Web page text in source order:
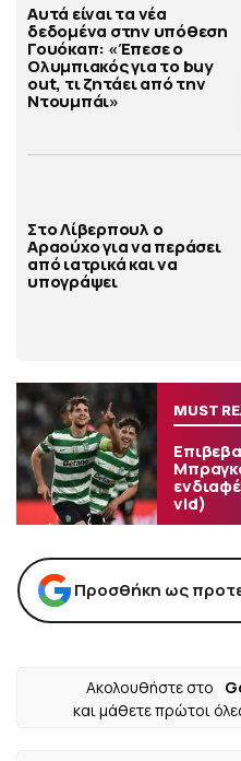
Αυτά είναι τα νέα
δεδομένα στην υπόθεση
Γουόκαπ: «Έπεσε ο
Ολυμπιακός για το buy
out, τι ζητάει από την
Ντουμπάι»
Στο Λίβερπουλ ο
Αραούχο για να περάσει
από ιατρικά και να
υπογράψει
MUST
vid)
Προσθήκη ως
Ακολουθήστε στο
και μάθετε πρώτοι